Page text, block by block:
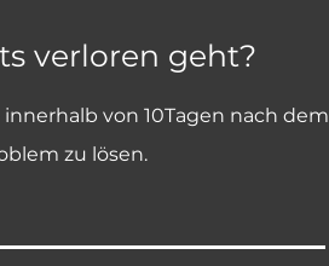
verloren geht?
von 10Tagen nach dem
zu lösen.